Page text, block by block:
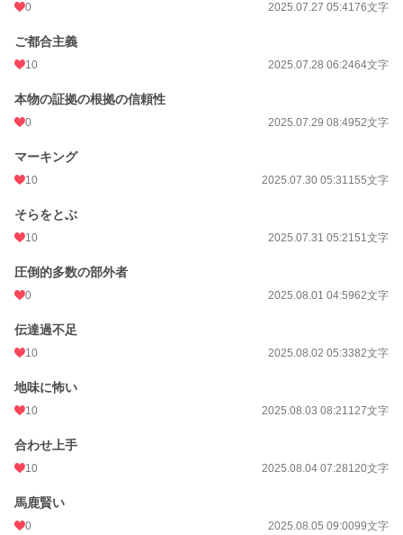
0 2025.07.27 05:4176文字
ご都合主義
10 2025.07.28 06:2464文字
本物の証拠の根拠の信頼性
0 2025.07.29 08:4952文字
マーキング
10 2025.07.30 05:31155文字
そらをとぶ
10 2025.07.31 05:2151文字
圧倒的多数の部外者
0 2025.08.01 04:5962文字
伝達過不足
10 2025.08.02 05:3382文字
地味に怖い
10 2025.08.03 08:21127文字
合わせ上手
10 2025.08.04 07:28120文字
馬鹿賢い
0 2025.08.05 09:0099文字